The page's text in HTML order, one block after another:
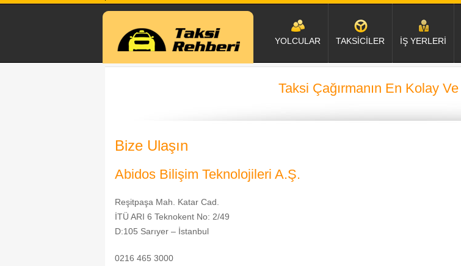
YOLCULAR TAKSİCİLER İŞ YERLERİ
Taksi Çağırmanın En Kolay Ve
Bize Ulaşın
Abidos Bilişim Teknolojileri A.Ş.
Reşitpaşa Mah. Katar Cad.
İTÜ ARI 6 Teknokent No: 2/49
D:105 Sarıyer – İstanbul
0216 465 3000